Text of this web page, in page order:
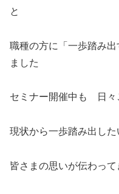
と
職種の方に「一歩踏み
ました
セミナー開催中も 日々
現状から一歩踏み出した
皆さまの思いが伝わって